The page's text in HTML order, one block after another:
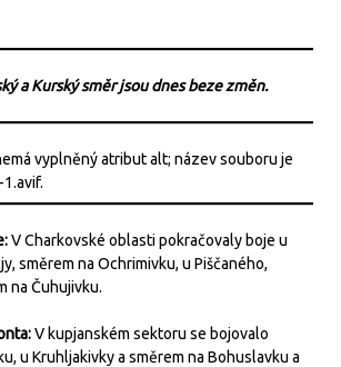
a Kurský směr jsou dnes beze změn.
V Charkovské oblasti pokračovaly boje u
směrem na Ochrimivku, u Piščaného,
na Čuhujivku.
V kupjanském sektoru se bojovalo
u Kruhljakivky a směrem na Bohuslavku a